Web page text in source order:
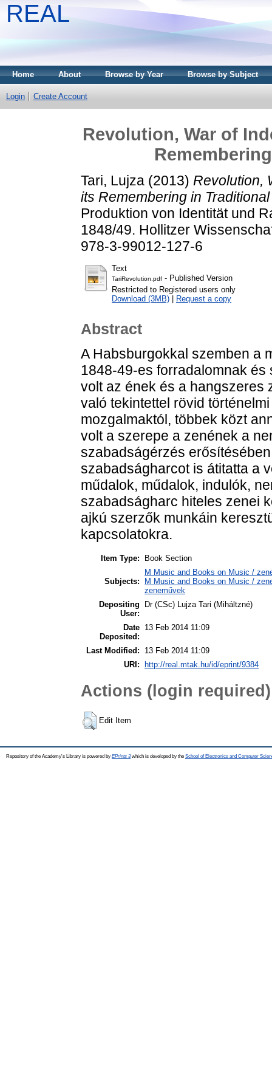
REAL
Home About Browse by Year Browse by Subject
Login Create Account
Revolution, War of
Tari, Lujza (2013) Revolution,
its Remembering in
Produktion von Identität und
1848/49. Hollitzer
978-3-99012-127-6
Text
TariRevolution.pdf - Published Version
Restricted to Registered users only
Download (3MB)
Request a copy
Abstract
A Habsburgokkal szemben a
1848-49-es forradalomnak
volt az ének és a hangszeres
való tekintettel rövid
mozgalmaktól, többek közt
volt a szerepe a zenének a
szabadságérzés
szabadságharcot is átitatta a
műdalok, műdalok, indulók,
szabadságharc hiteles zenei
ajkú szerzők munkáin
kapcsolatokra.
Item Type: Book Section
Subjects:
M Music and Books on Music /
M Music and Books on Music /
zeneművek
Depositing
User:
Dr (CSc) Lujza Tari (Miháltzné)
Date
Deposited:
13 Feb 2014 11:09
Last Modified:
13 Feb 2014 11:09
URI: http://real.mtak.hu/id/eprint/9384
Actions (login required)
Edit Item
Repository of the Academy's Library is powered by EPrints 3which is developed by the School of Electronics and Computer